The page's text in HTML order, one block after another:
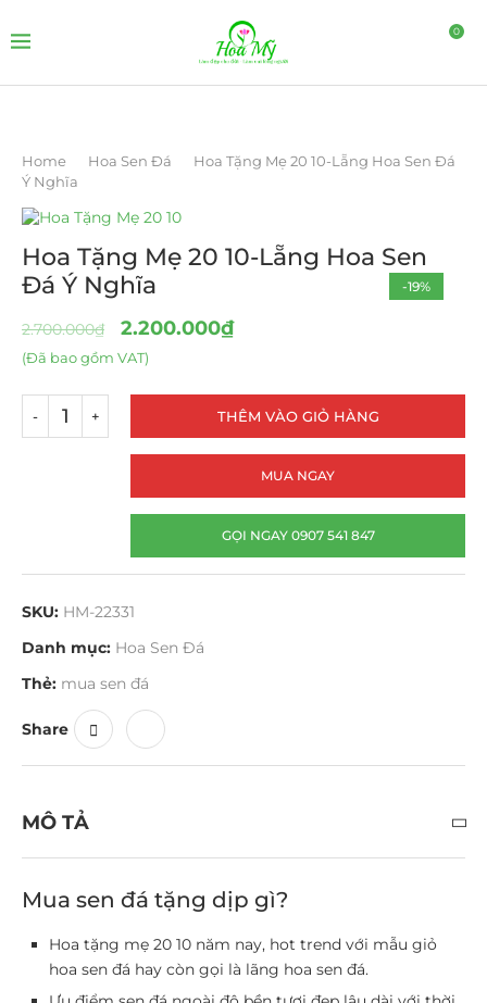
0
Home Hoa Sen Đá
Hoa Tặng Mẹ 20 10-Lẵng Hoa Sen Đá
Ý Nghĩa
-19%
Hoa Tặng Mẹ 20 10-Lẵng Hoa Sen
Đá Ý Nghĩa
2.700.000₫ 2.200.000₫
(Đã bao gồm VAT)
THÊM VÀO GIỎ HÀNG
MUA NGAY
GỌI NGAY 0907 541 847
SKU: HM-22331
Danh mục: Hoa Sen Đá
Thẻ: mua sen đá
Share
MÔ TẢ
Mua sen đá tặng dịp gì?
Hoa tặng mẹ 20 10 năm nay, hot trend với mẫu giỏ
hoa sen đá hay còn gọi là lãng hoa sen đá.